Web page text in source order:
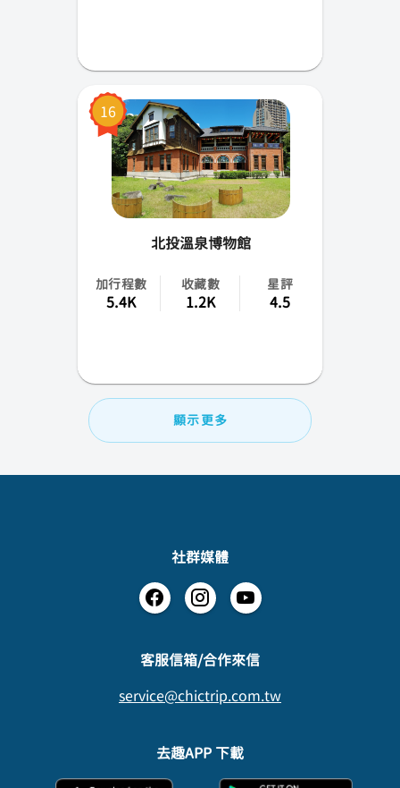
16
北投溫泉博物館
加行程數
5.4K
收藏數
1.2K
星評
4.5
顯示更多
社群媒體
​客服信箱/合作來信
service@chictrip.com.tw
去趣APP 下載